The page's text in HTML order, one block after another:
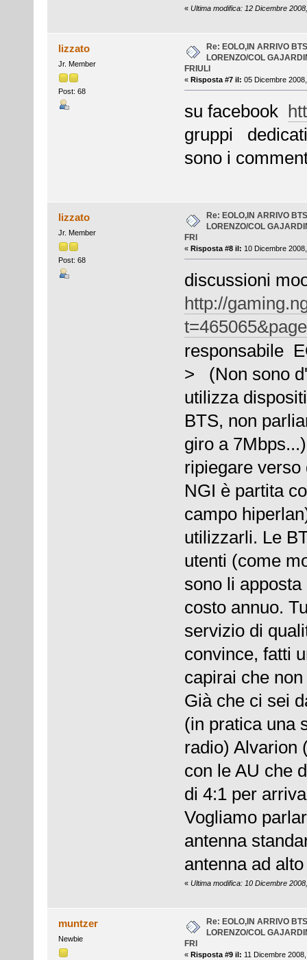
« Ultima modifica: 12 Dicembre
lizzato
Jr. Member
Post: 68
Re: EOLO,IN ARRIVO
LORENZO/COL
FRIULI
« Risposta #7 il: 05 Dicembre
su facebook
gruppi
sono i
lizzato
Jr. Member
Post: 68
Re: EOLO,IN ARRIVO
LORENZO/COL
FRI
« Risposta #8 il: 10 Dicembre
discussioni
http://
responsabile
> (Non sono
utilizza
BTS, non
giro a
ripiegare
NGI è partita
campo
utilizzarli. Le
utenti (come
sono li
costo annuo.
servizio di
convince, fatti
capirai che
Già che ci sei
(in pratica una
radio) Alvarion
con le AU che
di 4:1 per
Vogliamo
antenna
antenna ad
« Ultima modifica: 10 Dicembre
muntzer
Newbie
Re: EOLO,IN ARRIVO
LORENZO/COL
FRI
« Risposta #9 il: 11 Dicembre